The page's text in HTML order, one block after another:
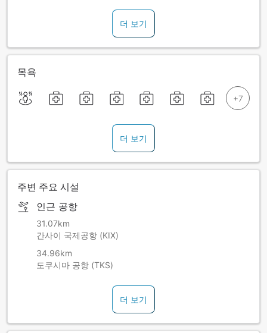
더 보기
목욕
더 보기
주변 주요 시설
인근 공항
31.07km
간사이 국제공항 (KIX)
34.96km
도쿠시마 공항 (TKS)
더 보기